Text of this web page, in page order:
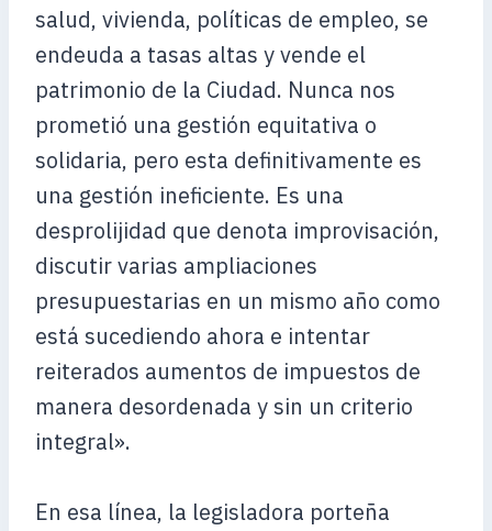
salud, vivienda, políticas de empleo, se
endeuda a tasas altas y vende el
patrimonio de la Ciudad. Nunca nos
prometió una gestión equitativa o
solidaria, pero esta definitivamente es
una gestión ineficiente. Es una
desprolijidad que denota improvisación,
discutir varias ampliaciones
presupuestarias en un mismo año como
está sucediendo ahora e intentar
reiterados aumentos de impuestos de
manera desordenada y sin un criterio
integral».
En esa línea, la legisladora porteña